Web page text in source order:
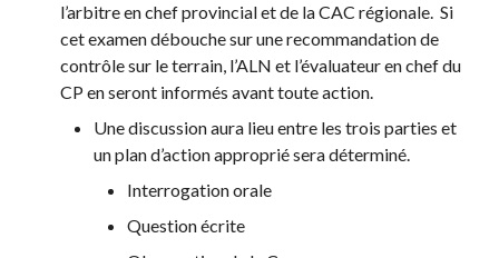
l’arbitre en chef provincial et de la CAC régionale. Si
cet examen débouche sur une recommandation de
contrôle sur le terrain, l’ALN et l’évaluateur en chef du
CP en seront informés avant toute action.
Une discussion aura lieu entre les trois parties et
un plan d’action approprié sera déterminé.
Interrogation orale
Question écrite